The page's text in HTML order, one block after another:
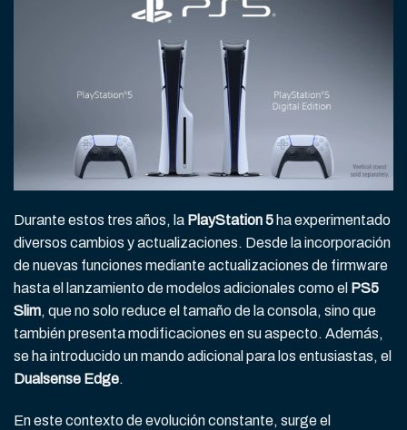
Durante estos tres años, la PlayStation 5 ha experimentado
diversos cambios y actualizaciones. Desde la incorporación
de nuevas funciones mediante actualizaciones de firmware
hasta el lanzamiento de modelos adicionales como el PS5
Slim, que no solo reduce el tamaño de la consola, sino que
también presenta modificaciones en su aspecto. Además,
se ha introducido un mando adicional para los entusiastas, el
Dualsense Edge.
En este contexto de evolución constante, surge el